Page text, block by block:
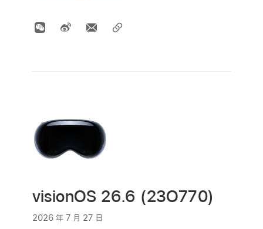
visionOS 26.6 (23O770)
2026 年 7 月 27 日